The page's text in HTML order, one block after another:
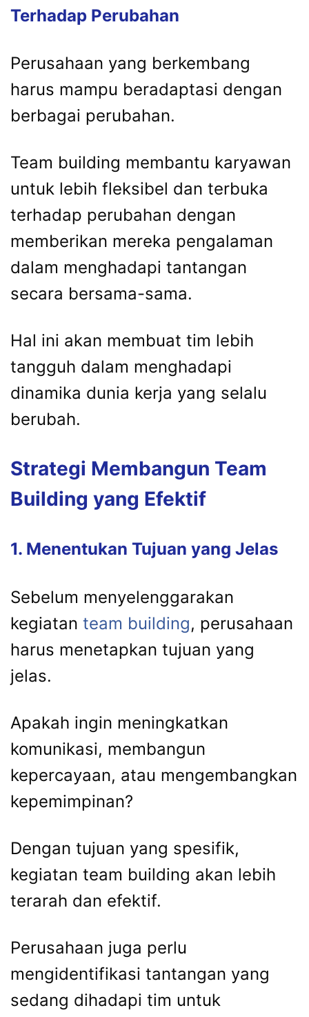
Terhadap Perubahan
Perusahaan yang berkembang
harus mampu beradaptasi dengan
berbagai perubahan.
Team building membantu karyawan
untuk lebih fleksibel dan terbuka
terhadap perubahan dengan
memberikan mereka pengalaman
dalam menghadapi tantangan
secara bersama-sama.
Hal ini akan membuat tim lebih
tangguh dalam menghadapi
dinamika dunia kerja yang selalu
berubah.
Strategi Membangun Team
Building yang Efektif
1. Menentukan Tujuan yang Jelas
Sebelum menyelenggarakan
kegiatan team building, perusahaan
harus menetapkan tujuan yang
jelas.
Apakah ingin meningkatkan
komunikasi, membangun
kepercayaan, atau mengembangkan
kepemimpinan?
Dengan tujuan yang spesifik,
kegiatan team building akan lebih
terarah dan efektif.
Perusahaan juga perlu
mengidentifikasi tantangan yang
sedang dihadapi tim untuk